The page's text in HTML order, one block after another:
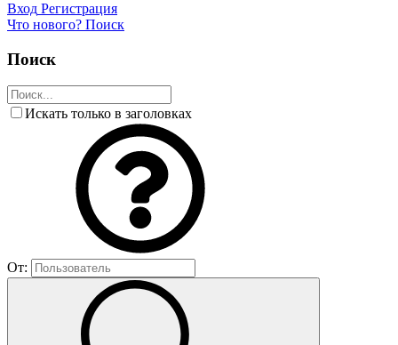
Вход Регистрация
Что нового? Поиск
Поиск
Искать только в заголовках
От: